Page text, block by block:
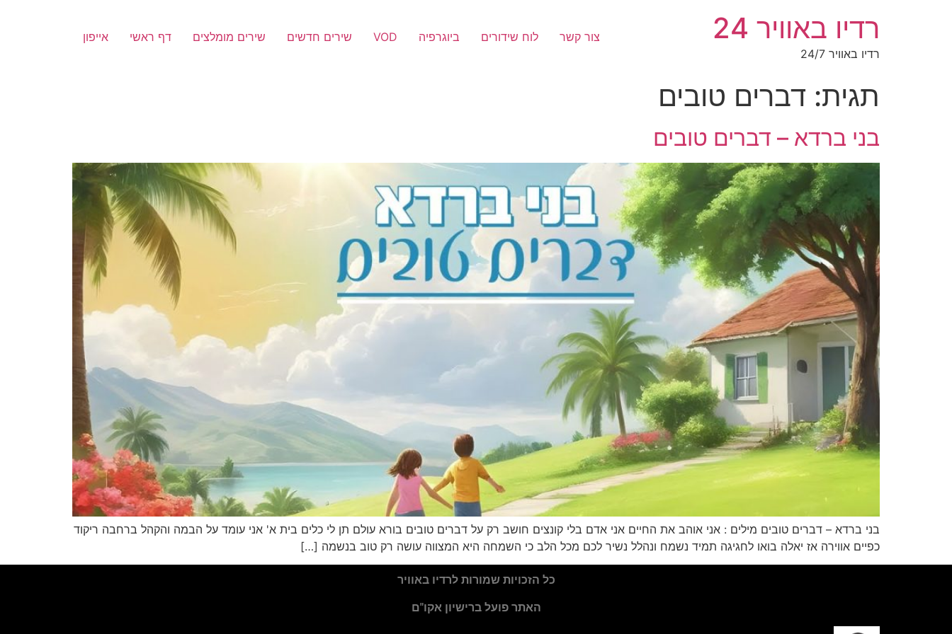
רדיו באוויר 24
רדיו באוויר 24/7
צור קשר לוח שידורים ביוגרפיה VOD שירים חדשים שירים מומלצים דף ראשי אייפון
תגית: דברים טובים
בני ברדא – דברים טובים
בני ברדא – דברים טובים מילים : אני אוהב את החיים אני אדם בלי קונצים חושב רק על דברים טובים בורא עולם תן לי כלים בית א' אני עומד על הבמה והקהל ברחבה ריקוד
כפיים אווירה אז יאלה בואו לחגיגה תמיד נשמח ונהלל נשיר לכם מכל הלב כי השמחה היא המצווה עושה רק טוב בנשמה […]
כל הזכויות שמורות לרדיו באוויר
האתר פועל ברישיון אקו"ם